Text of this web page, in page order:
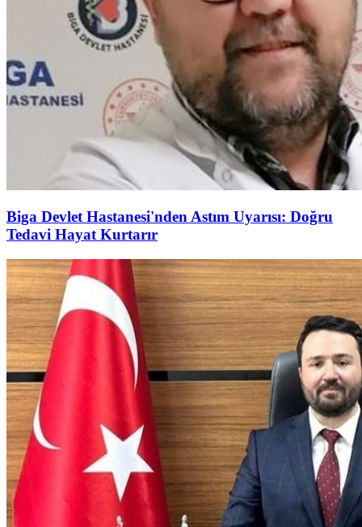
Biga Devlet Hastanesi'nden Astım Uyarısı: Doğru
Tedavi Hayat Kurtarır